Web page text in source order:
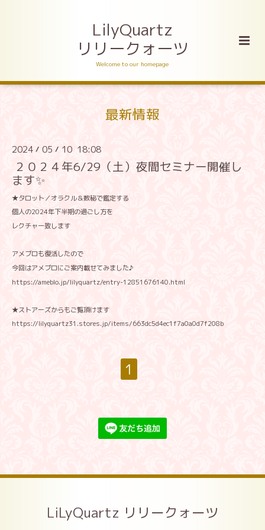
LilyQuartz
リリークォーツ
Welcome to our homepage
最新情報
2024 / 05 / 10 18:08
２０２４年6/29（土）夜間セミナー開催し
ます✨
★タロット／オラクル＆数秘で鑑定する
個人の2024年下半期の過ごし方を
レクチャー致します
アメブロも復活したので
今回はアメブロにご案内載せてみました♪
https://ameblo.jp/lilyquartz/entry-12851676140.html
★ストアーズからもご覧頂けます
https://lilyquartz31.stores.jp/items/663dc5d4ec1f7a0a0d7f208b
1
LiLyQuartz リリークォーツ